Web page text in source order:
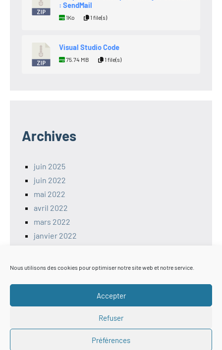
Nous utilisons des cookies pour optimiser notre site web et notre service.
Accepter
Refuser
Préférences
: SendMail
1Ko 1 file(s)
Visual Studio Code
75.74 MB 1 file(s)
Archives
juin 2025
juin 2022
mai 2022
avril 2022
mars 2022
janvier 2022
Générateur de mots de passe